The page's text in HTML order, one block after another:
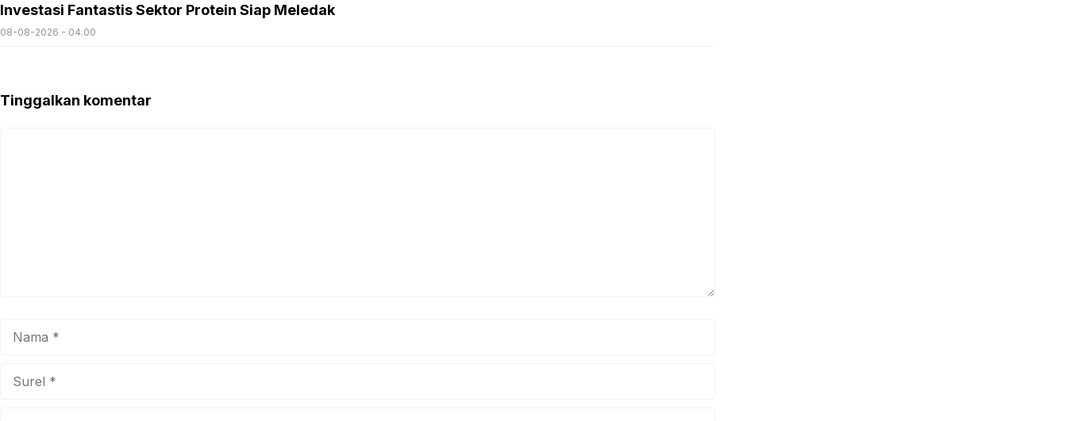
Investasi Fantastis Sektor Protein Siap Meledak
08-08-2026 - 04.00
Tinggalkan komentar